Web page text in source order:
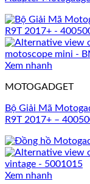
Xem nhanh
MOTOGADGET
Bộ Giải Mã
R9T 2017+ –
Xem nhanh